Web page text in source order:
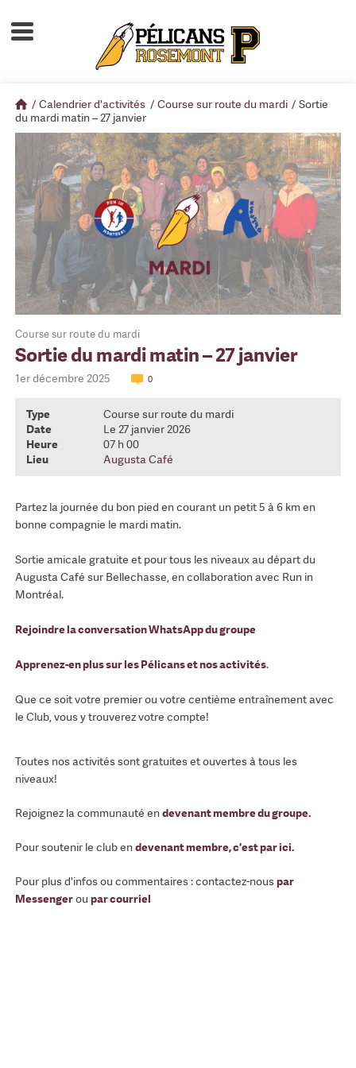
Accueil
Calendrier d'activités
Boutique
Devenir membre
/ Calendrier d'activités / Course sur route du mardi / Sortie
du mardi matin – 27 janvier
Course sur route du mardi
Sortie du mardi matin – 27 janvier
1er décembre 2025 0
Type
Course sur route du mardi
Date
Le 27 janvier 2026
Heure
07 h 00
Lieu
Augusta Café
Partez la journée du bon pied en courant un petit 5 à 6 km en
bonne compagnie le mardi matin.
Sortie amicale gratuite et pour tous les niveaux au départ du
Augusta Café sur Bellechasse, en collaboration avec Run in
Montréal.
Rejoindre la conversation WhatsApp du groupe
Apprenez-en plus sur les Pélicans et nos activités.
Que ce soit votre premier ou votre centième entraînement avec
le Club, vous y trouverez votre compte!
Toutes nos activités sont gratuites et ouvertes à tous les
niveaux!
Rejoignez la communauté endevenant membre du groupe.
Pour soutenir le club endevenant membre, c'est par ici.
Pour plus d'infos ou commentaires : contactez-nouspar
Messengerou par courriel